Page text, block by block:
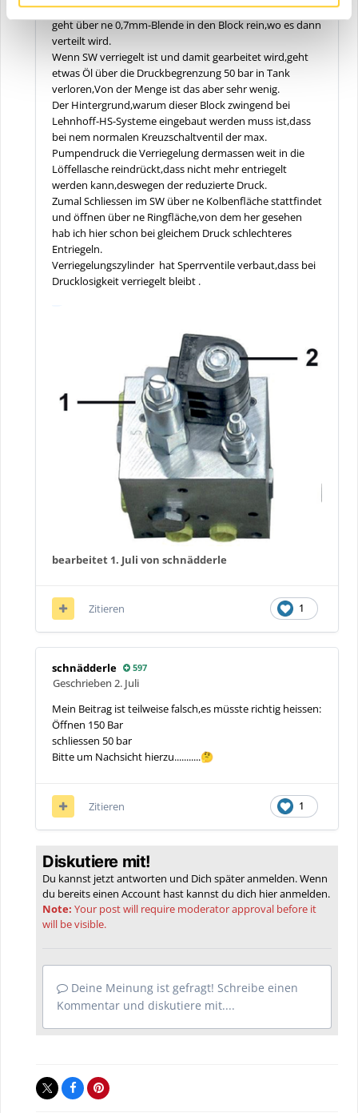
Das Öl wird aus einer Pumpenleitung abgezweigt und
geht über ne 0,7mm-Blende in den Block rein,wo es dann
verteilt wird.
Wenn SW verriegelt ist und damit gearbeitet wird,geht
etwas Öl über die Druckbegrenzung 50 bar in Tank
verloren,Von der Menge ist das aber sehr wenig.
Der Hintergrund,warum dieser Block zwingend bei
Lehnhoff-HS-Systeme eingebaut werden muss ist,dass
bei nem normalen Kreuzschaltventil der max.
Pumpendruck die Verriegelung dermassen weit in die
Löffellasche reindrückt,dass nicht mehr entriegelt
werden kann,deswegen der reduzierte Druck.
Zumal Schliessen im SW über ne Kolbenfläche stattfindet
und öffnen über ne Ringfläche,von dem her gesehen
hab ich hier schon bei gleichem Druck schlechteres
Entriegeln.
Verriegelungszylinder hat Sperrventile verbaut,dass bei
Drucklosigkeit verriegelt bleibt .
bearbeitet 1. Juli von schnädderle
1
Zitieren
schnädderle 597
Geschrieben 2. Juli
Mein Beitrag ist teilweise falsch,es müsste richtig heissen:
Öffnen 150 Bar
schliessen 50 bar
Bitte um Nachsicht hierzu...........🤔
1
Zitieren
Diskutiere mit!
Du kannst jetzt antworten und Dich später anmelden. Wenn
du bereits einen Account hast kannst du dich hieranmelden.
Note: Your post will require moderator approval before it
will be visible.
Deine Meinung ist gefragt! Schreibe einen
Kommentar und diskutiere mit....